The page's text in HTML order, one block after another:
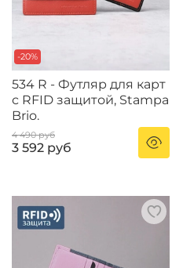
-20%
534 R - Футляр для карт
с RFID защитой, Stampa
Brio.
4 490 руб
3 592 руб